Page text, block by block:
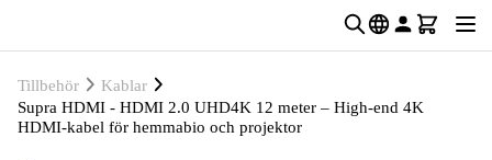
Tillbehör
Kablar
Supra HDMI - HDMI 2.0 UHD4K 12 meter – High-end 4K
HDMI-kabel för hemmabio och projektor